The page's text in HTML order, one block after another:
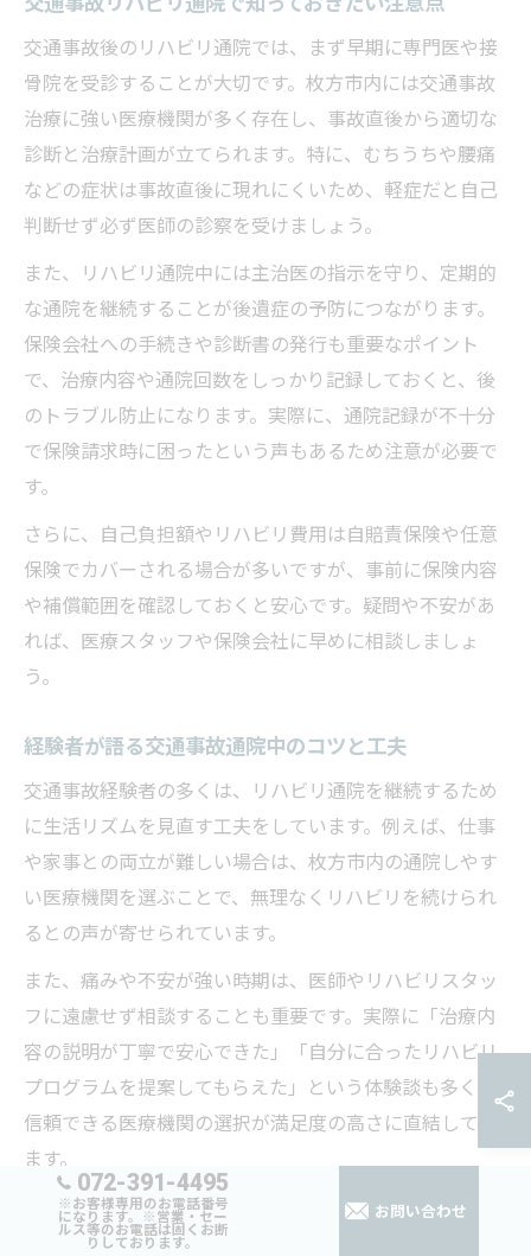
交通事故後のリハビリ通院では、まず早期に専門医や接
骨院を受診することが大切です。枚方市内には交通事故
治療に強い医療機関が多く存在し、事故直後から適切な
診断と治療計画が立てられます。特に、むちうちや腰痛
などの症状は事故直後に現れにくいため、軽症だと自己
判断せず必ず医師の診察を受けましょう。
また、リハビリ通院中には主治医の指示を守り、定期的
な通院を継続することが後遺症の予防につながります。
保険会社への手続きや診断書の発行も重要なポイント
で、治療内容や通院回数をしっかり記録しておくと、後
のトラブル防止になります。実際に、通院記録が不十分
で保険請求時に困ったという声もあるため注意が必要で
す。
さらに、自己負担額やリハビリ費用は自賠責保険や任意
保険でカバーされる場合が多いですが、事前に保険内容
や補償範囲を確認しておくと安心です。疑問や不安があ
れば、医療スタッフや保険会社に早めに相談しましょ
う。
経験者が語る交通事故通院中のコツと工夫
交通事故経験者の多くは、リハビリ通院を継続するため
に生活リズムを見直す工夫をしています。例えば、仕事
や家事との両立が難しい場合は、枚方市内の通院しやす
い医療機関を選ぶことで、無理なくリハビリを続けられ
るとの声が寄せられています。
また、痛みや不安が強い時期は、医師やリハビリスタッ
フに遠慮せず相談することも重要です。実際に「治療内
容の説明が丁寧で安心できた」「自分に合ったリハビリ
プログラムを提案してもらえた」という体験談も多く、
信頼できる医療機関の選択が満足度の高さに直結してい
ます。
さらに、リハビリの効果を高めるためには、日々の自主
トレーニングやストレッチを自宅でも続けることがポイ
072-391-4495
※お客様専用のお電話番号
になります。※営業・セー
ルス等のお電話は固くお断
りしております。
お問い合わせ